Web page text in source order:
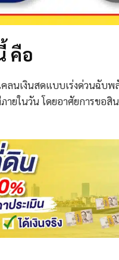
คือ
นเงินสดแบบเร่งด่วนฉับ
ยในวัน โดยอาศัยการขอ